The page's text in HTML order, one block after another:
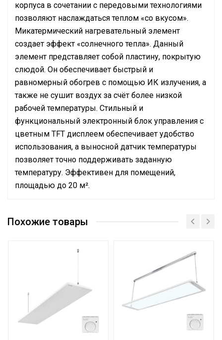
корпуса в сочетании с передовыми технологиями
позволяют наслаждаться теплом «со вкусом».
Микатермический нагревательный элемент
создает эффект «солнечного тепла». Данный
элемент представляет собой пластину, покрытую
слюдой. Он обеспечивает быстрый и
равномерный обогрев с помощью ИК излучения, а
также не сушит воздух за счёт более низкой
рабочей температуры. Стильный и
функциональный электронный блок управления с
цветным TFT дисплеем обеспечивает удобство
использования, а выносной датчик температуры
позволяет точно поддерживать заданную
температуру. Эффективен для помещений,
площадью до 20 м².
Управление c
Электронный
(брутто)
Объединение в
инверторную систему
Сертификат
Похожие товары